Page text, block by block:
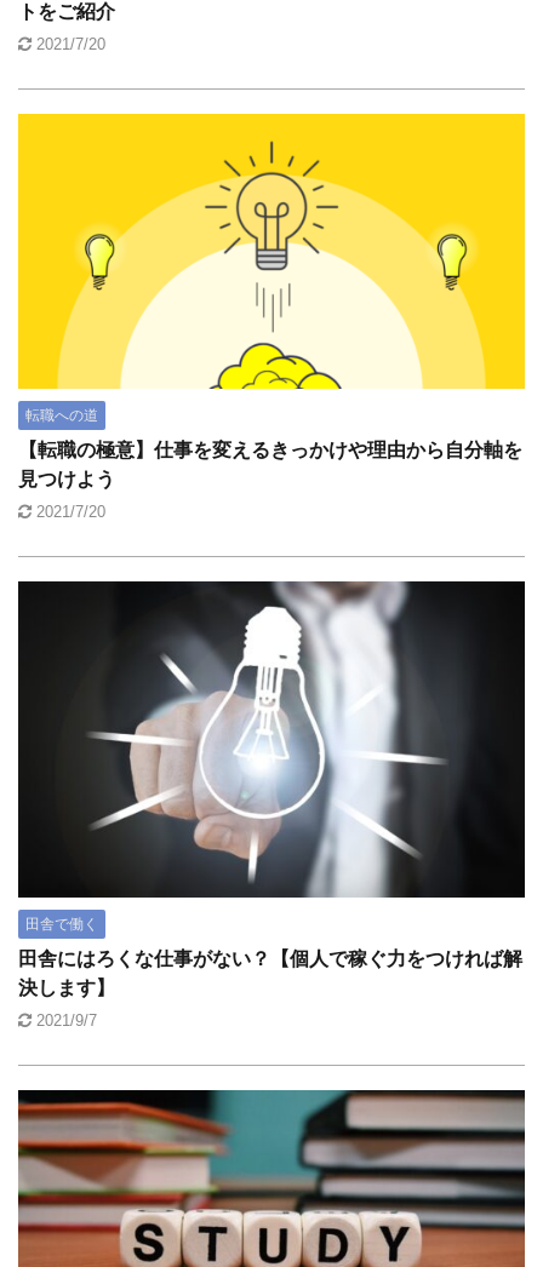
トをご紹介
2021/7/20
転職への道
【転職の極意】仕事を変えるきっかけや理由から自分軸を
見つけよう
2021/7/20
田舎で働く
田舎にはろくな仕事がない？【個人で稼ぐ力をつければ解
決します】
2021/9/7